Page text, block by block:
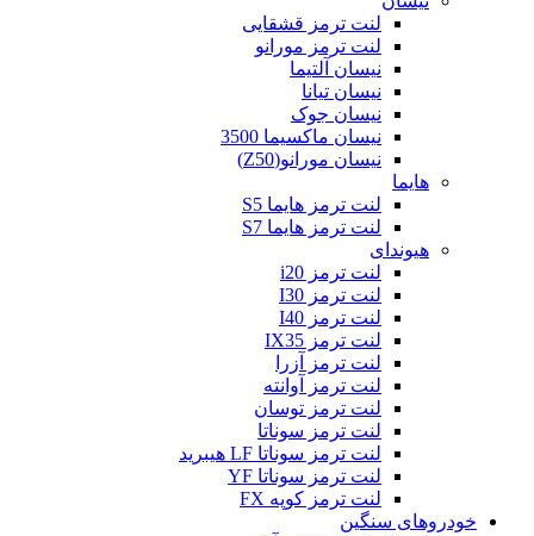
لنت ترمز قشقایی
لنت ترمز مورانو
نیسان آلتیما
نیسان تیانا
نیسان جوک
نیسان ماکسیما 3500
نیسان مورانو(Z50)
هایما
لنت ترمز هایما S5
لنت ترمز هایما S7
هیوندای
لنت ترمز i20
لنت ترمز I30
لنت ترمز I40
لنت ترمز IX35
لنت ترمز آزرا
لنت ترمز آوانته
لنت ترمز توسان
لنت ترمز سوناتا
لنت ترمز سوناتا LF هیبرید
لنت ترمز سوناتا YF
لنت ترمز کوپه FX
خودروهای سنگین